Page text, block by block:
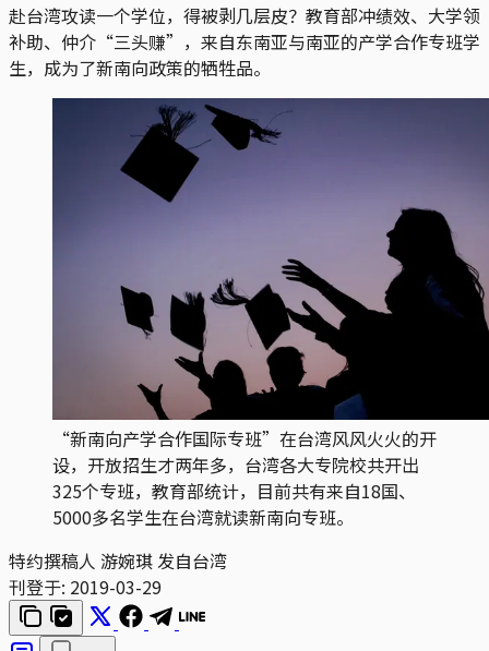
赴台湾攻读一个学位，得被剥几层皮？教育部冲绩效、大学领
补助、仲介“三头赚”，来自东南亚与南亚的产学合作专班学
生，成为了新南向政策的牺牲品。
“新南向产学合作国际专班”在台湾风风火火的开
设，开放招生才两年多，台湾各大专院校共开出
325个专班，教育部统计，目前共有来自18国、
5000多名学生在台湾就读新南向专班。
特约撰稿人 游婉琪 发自台湾
刊登于: 2019-03-29